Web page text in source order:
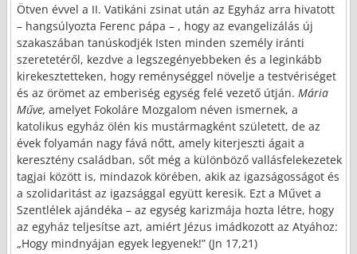
Ötven évvel a II. Vatikáni zsinat után az Egyház arra hivatott
– hangsúlyozta Ferenc pápa – , hogy az evangelizálás új
szakaszában tanúskodjék Isten minden személy iránti
szeretetéről, kezdve a legszegényebbeken és a leginkább
kirekesztetteken, hogy reménységgel növelje a testvériséget
és az örömet az emberiség egység felé vezető útján. Mária
Műve, amelyet Fokoláre Mozgalom néven ismernek, a
katolikus egyház ölén kis mustármagként született, de az
évek folyamán nagy fává nőtt, amely kiterjeszti ágait a
keresztény családban, sőt még a különböző vallásfelekezetek
tagjai között is, mindazok körében, akik az igazságosságot és
a szolidaritást az igazsággal együtt keresik. Ezt a Művet a
Szentlélek ajándéka – az egység karizmája hozta létre, hogy
az egyház teljesítse azt, amiért Jézus imádkozott az Atyához:
„Hogy mindnyájan egyek legyenek!” (Jn 17,21)